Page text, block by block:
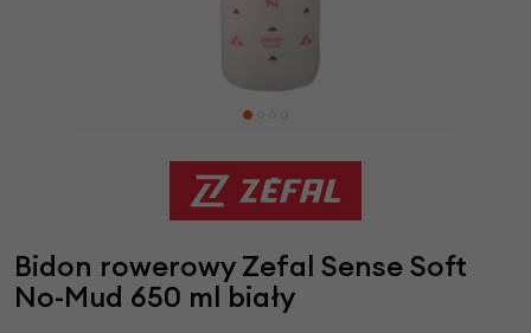
Bidon rowerowy Zefal Sense Soft
No-Mud 650 ml biały